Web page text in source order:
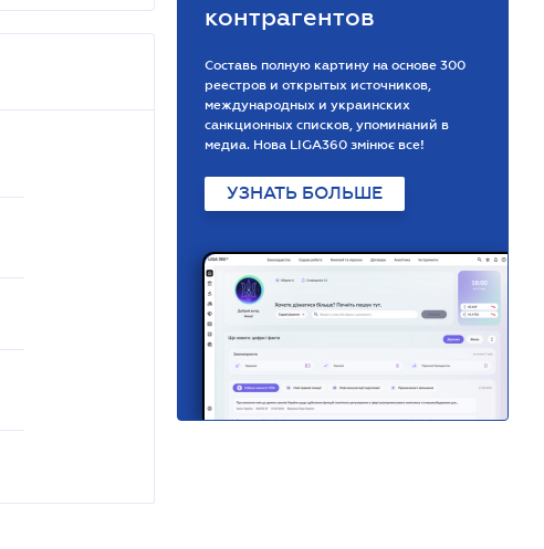
контрагентов
Составь полную картину на основе 300
реестров и открытых источников,
международных и украинских
санкционных списков, упоминаний в
медиа. Нова LIGA360 змінює все!
УЗНАТЬ БОЛЬШЕ